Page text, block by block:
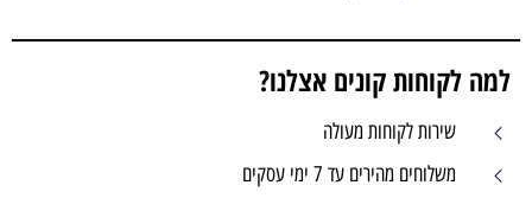
למה לקוחות קונים אצלנו?
שירות לקוחות מעולה
משלוחים מהירים עד 7 ימי עסקים